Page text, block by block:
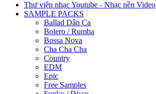
Thư viện nhạc Youtube - Nhạc nền Video
SAMPLE PACKS
Ballad Dân Ca
Bolero / Rumba
Bossa Nova
Cha Cha Cha
Country
EDM
Epic
Free Samples